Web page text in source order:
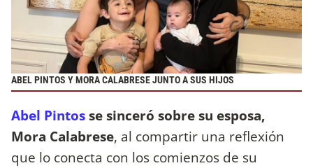
ABEL PINTOS Y MORA CALABRESE JUNTO A SUS HIJOS
Abel Pintosse sinceró sobre su esposa,
Mora Calabrese, al compartir una reflexión
que lo conecta con los comienzos de su